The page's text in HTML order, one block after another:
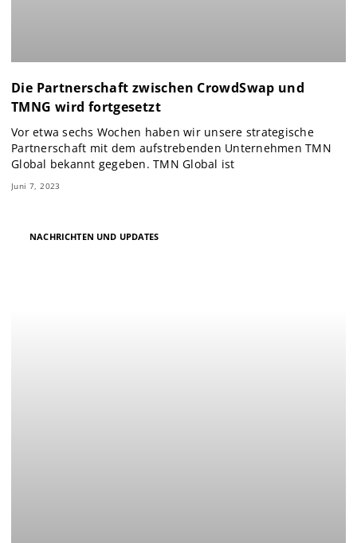
Die Partnerschaft zwischen CrowdSwap und
TMNG wird fortgesetzt
Vor etwa sechs Wochen haben wir unsere strategische
Partnerschaft mit dem aufstrebenden Unternehmen TMN
Global bekannt gegeben. TMN Global ist
Juni 7, 2023
NACHRICHTEN UND UPDATES